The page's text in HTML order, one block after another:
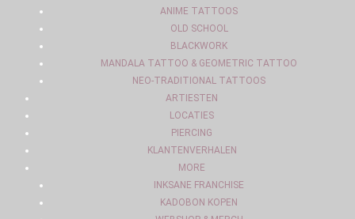
ANIME TATTOOS
OLD SCHOOL
BLACKWORK
MANDALA TATTOO & GEOMETRIC TATTOO
NEO-TRADITIONAL TATTOOS
ARTIESTEN
LOCATIES
PIERCING
KLANTENVERHALEN
MORE
INKSANE FRANCHISE
KADOBON KOPEN